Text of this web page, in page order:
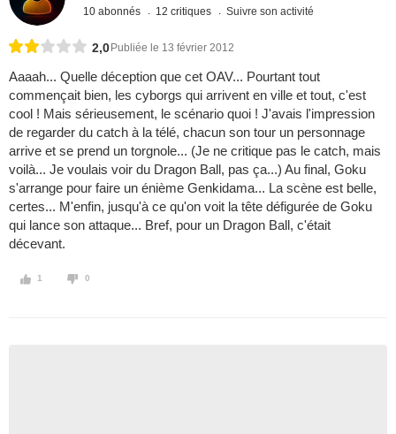
10 abonnés 12 critiques Suivre son activité
2,0 Publiée le 13 février 2012
Aaaah... Quelle déception que cet OAV... Pourtant tout
commençait bien, les cyborgs qui arrivent en ville et tout, c'est
cool ! Mais sérieusement, le scénario quoi ! J'avais l'impression
de regarder du catch à la télé, chacun son tour un personnage
arrive et se prend un torgnole... (Je ne critique pas le catch, mais
voilà... Je voulais voir du Dragon Ball, pas ça...) Au final, Goku
s'arrange pour faire un énième Genkidama... La scène est belle,
certes... M'enfin, jusqu'à ce qu'on voit la tête défigurée de Goku
qui lance son attaque... Bref, pour un Dragon Ball, c'était
décevant.
1 0